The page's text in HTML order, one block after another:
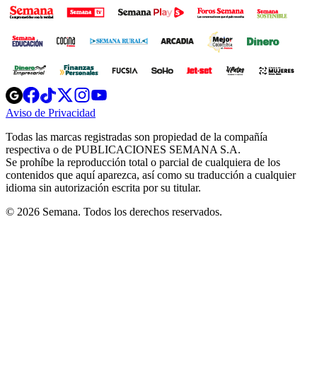
Opens
in
new
Opens
in
new
Opens
in
new
window
Opens
new
windowwindow
Aviso de Privacidad
new
window
Todas las marcas registradas son propiedad de la compañía
respectiva o de PUBLICACIONES SEMANA S.A.
Se prohíbe la reproducción total o parcial de cualquiera de los
contenidos que aquí aparezca, así como su traducción a cualquier
idioma sin autorización escrita por su titular.
© 2026 Semana. Todos los derechos reservados.